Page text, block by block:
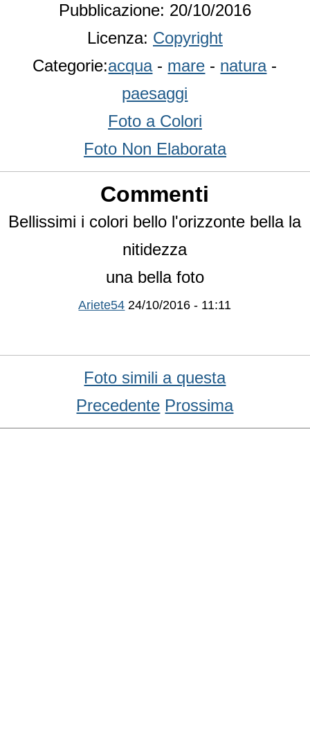
Pubblicazione: 20/10/2016
Licenza: Copyright
Categorie:acqua- mare - natura-
paesaggi
Foto a Colori
Foto Non Elaborata
Commenti
Bellissimi i colori bello l'orizzonte bella la
nitidezza
una bella foto
Ariete54 24/10/2016 - 11:11
Foto simili a questa
Precedente Prossima